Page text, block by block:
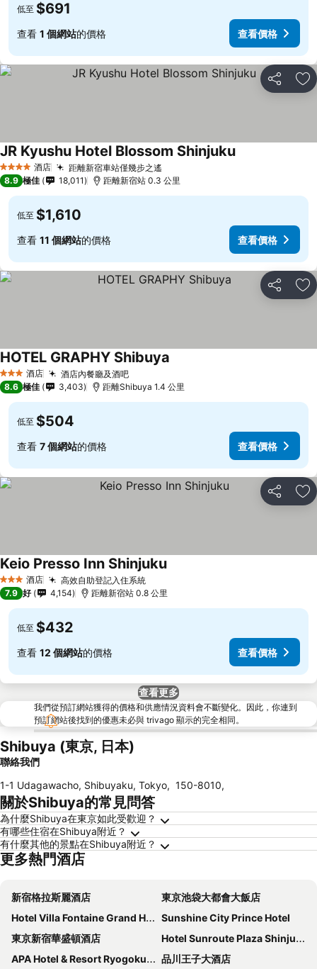
低至 $691
查看 1 個網站的價格 查看價格
分享 放
4 星級 酒店 距離新宿車站僅幾步之遙
JR Kyushu Hotel Blossom Shinjuku
8.9 極佳 18,011 距離新宿站 0.3 公里
低至 $1,610
查看 11 個網站的價格 查看價格
分享 放
3 星級 酒店 酒店內餐廳及酒吧
HOTEL GRAPHY Shibuya
8.6 極佳 3,403 距離Shibuya 1.4 公里
低至 $504
查看 7 個網站的價格 查看價格
分享 放
3 星級 酒店 高效自助登記入住系統
Keio Presso Inn Shinjuku
7.9 好 4,154 距離新宿站 0.8 公里
低至 $432
查看 12 個網站的價格 查看價格
查看更多
我們從預訂網站獲得的價格和供應情況資料會不斷變化。因此，你連到
預訂網站後找到的優惠未必與 trivago 顯示的完全相同。
Shibuya (東京, 日本)
聯絡我們
1-1 Udagawacho, Shibuyaku, Tokyo, 150-8010,
關於Shibuya的常見問答
為什麼Shibuya在東京如此受歡迎？
有哪些住宿在Shibuya附近？
有什麼其他的景點在Shibuya附近？
更多熱門酒店
新宿格拉斯麗酒店
東京池袋大都會大飯店
Hotel Villa Fontaine Grand Haneda Airport
Sunshine City Prince Hotel
東京新宿華盛頓酒店
Hotel Sunroute Plaza Shinjuku
APA Hotel & Resort Ryogoku Ekimae Tower
品川王子大酒店